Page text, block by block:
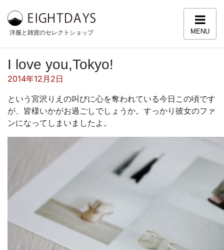
洋服と雑貨のセレクトショップ MENU
I love you,Tokyo!
投稿日:
2014年12月2日
という宮沢りえの叫びに心を奪われている今日この頃です
が、皆様いかがお過ごしでしょうか。すっかり彼女のファ
ンになってしまいましたよ。